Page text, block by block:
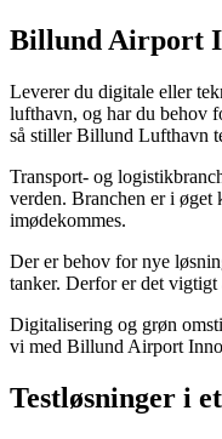
Billund Airport
Leverer du digitale eller
lufthavn, og hardu behov
så stiller Billund Lufthavn
Transport- og
verden. Branchen er i øget
imødekommes.
Der er behov for nye
tanker. Derfor er det vigtigt
Digitalisering og grøn
vi med Billund Airport
Testløsninger i